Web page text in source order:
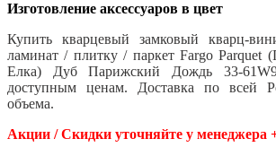
Изготовление аксессуаров в цвет
Купить кварцевый замковый кварц-
ламинат / плитку / паркет Fargo Parquet
Елка) Дуб Парижский Дождь 33-
доступным ценам. Доставка по всей
объема.
Акции / Скидки уточняйте у менеджера